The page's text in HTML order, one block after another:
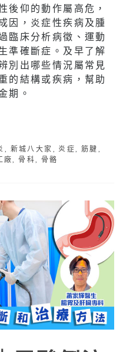
後仰的動作屬高危，
因，炎症性疾病及腫
臨床分析病徵、運動
準確斷症。及早了解
別出哪些情況屬常見
的結構或疾病，幫助
期。
新城八大家 炎症 ,筋腱
廠 骨科 骨骼